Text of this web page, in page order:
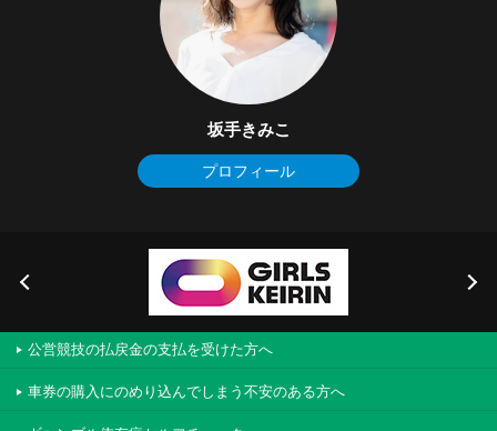
坂手きみこ
プロフィール
公営競技の払戻金の支払を受けた方へ
車券の購入にのめり込んでしまう不安のある方へ